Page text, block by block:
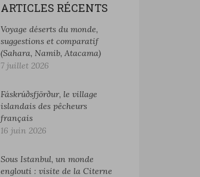
ARTICLES RÉCENTS
Voyage déserts du monde,
suggestions et comparatif
(Sahara, Namib, Atacama)
7 juillet 2026
Fáskrúðsfjörður, le village
islandais des pêcheurs
français
16 juin 2026
Sous Istanbul, un monde
englouti : visite de la Citerne